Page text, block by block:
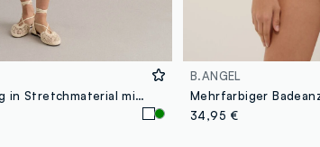
Weißer Badeanzug in Stretchmaterial mit abnehmbaren Trägern
B.ANGEL
34,95 €